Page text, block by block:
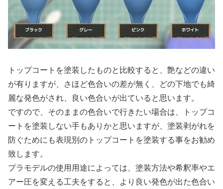
トップコートを塗装したものと比較すると、艶などの違い
が有りますが、さほど色合いの差が無く、どの下地でも綺
麗な発色がされ、良い色合いが出ていると思います。
ですので、そのままの色合いで行きたい場合は、トップコ
ートを塗装しない手もありかと思いますが、塗装剥がれを
防ぐためにも表現別のトップコートを塗装する事をお勧め
致します。
プラモデルの使用用途によっては、塗装方法や希釈率やエ
アー圧を変える工夫をすると、より良い発色が出た色合い